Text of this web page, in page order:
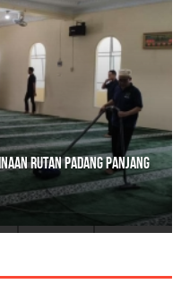
Rutan Padang Panjang